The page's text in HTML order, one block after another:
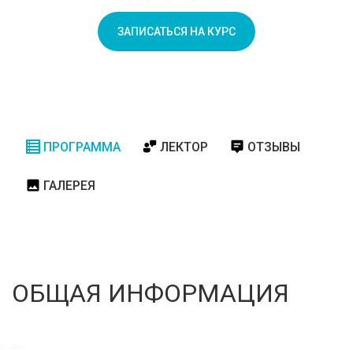
ЗАПИСАТЬСЯ НА КУРС
ПРОГРАММА ЛЕКТОР ОТЗЫВЫ
ГАЛЕРЕЯ
ОБЩАЯ ИНФОРМАЦИЯ